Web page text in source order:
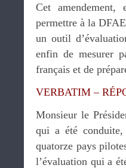
Cet amendement,
permettre à la
un outil
enfin de mesurer
français et de
VERBATIM –
Monsieur le
qui a été conduite,
quatorze pays
l’évaluation qui a